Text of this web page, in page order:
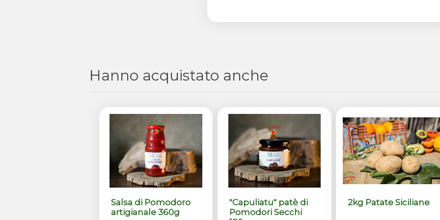
Hanno acquistato anche
Salsa di Pomodoro
artigianale 360g
"Capuliatu" patè di
Pomodori Secchi
2kg Patate Siciliane